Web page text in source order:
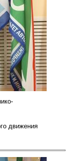
движения